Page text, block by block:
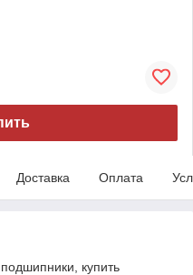
Доставка Оплата
купить